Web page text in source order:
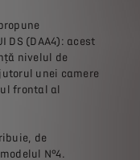
DS (DAA4): acest
nivelul de
unei camere
frontal al
de
N°4.